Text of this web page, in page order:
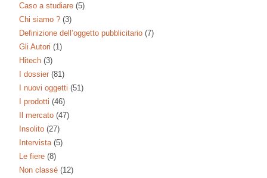
Caso a studiare (5)
Chi siamo ? (3)
Definizione dell’oggetto pubblicitario (7)
Gli Autori (1)
Hitech (3)
I dossier (81)
I nuovi oggetti (51)
I prodotti (46)
Il mercato (47)
Insolito (27)
Intervista (5)
Le fiere (8)
Non classé (12)